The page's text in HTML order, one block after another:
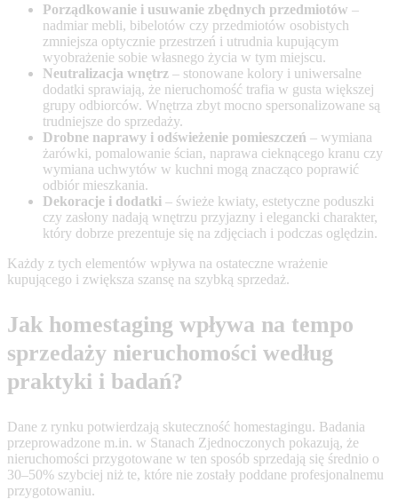
Porządkowanie i usuwanie zbędnych przedmiotów –
nadmiar mebli, bibelotów czy przedmiotów osobistych
zmniejsza optycznie przestrzeń i utrudnia kupującym
wyobrażenie sobie własnego życia w tym miejscu.
Neutralizacja wnętrz – stonowane kolory i uniwersalne
dodatki sprawiają, że nieruchomość trafia w gusta większej
grupy odbiorców. Wnętrza zbyt mocno spersonalizowane są
trudniejsze do sprzedaży.
Drobne naprawy i odświeżenie pomieszczeń – wymiana
żarówki, pomalowanie ścian, naprawa cieknącego kranu czy
wymiana uchwytów w kuchni mogą znacząco poprawić
odbiór mieszkania.
Dekoracje i dodatki – świeże kwiaty, estetyczne poduszki
czy zasłony nadają wnętrzu przyjazny i elegancki charakter,
który dobrze prezentuje się na zdjęciach i podczas oględzin.
Każdy z tych elementów wpływa na ostateczne wrażenie
kupującego i zwiększa szansę na szybką sprzedaż.
Jak homestaging wpływa na tempo
sprzedaży nieruchomości według
praktyki i badań?
Dane z rynku potwierdzają skuteczność homestagingu. Badania
przeprowadzone m.in. w Stanach Zjednoczonych pokazują, że
nieruchomości przygotowane w ten sposób sprzedają się średnio o
30–50% szybciej niż te, które nie zostały poddane profesjonalnemu
przygotowaniu.